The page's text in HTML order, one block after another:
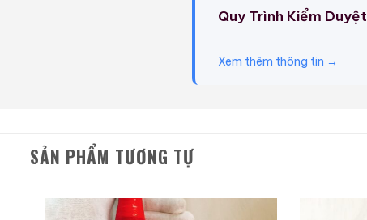
cho sự thịnh vượng, tài
trong khi màu vàng tượng
phẩm gốm sứ Nhật Bản
Chai đóng vai trò quan
Quy Trình Kiểm
Xem thêm thông tin →
SẢN PHẨM TƯƠNG TỰ